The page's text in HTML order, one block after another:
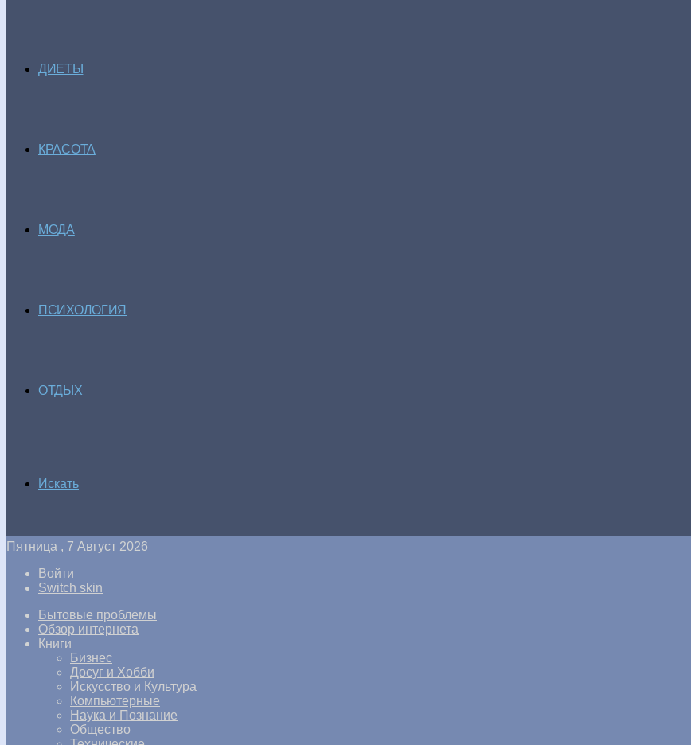
ДИЕТЫ
КРАСОТА
МОДА
ПСИХОЛОГИЯ
ОТДЫХ
Искать
Пятница , 7 Август 2026
Войти
Switch skin
Бытовые проблемы
Обзор интернета
Книги
Бизнес
Досуг и Хобби
Искусство и Культура
Компьютерные
Наука и Познание
Общество